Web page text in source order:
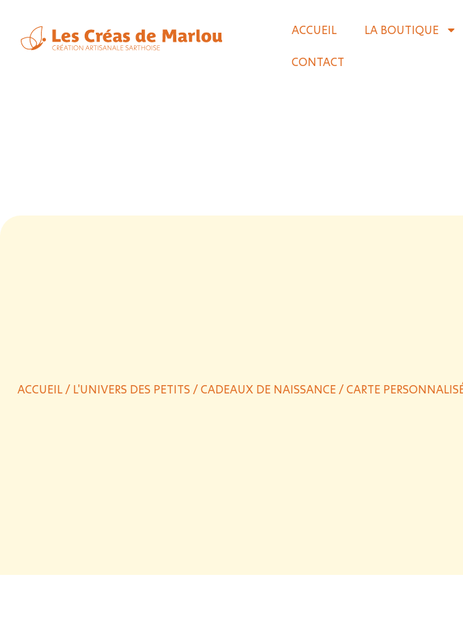
ACCUEIL LA BOUTIQUE
CONTACT
ACCUEIL/ L'UNIVERS DES PETITS /CADEAUX DE NAISSANCE/ CARTE